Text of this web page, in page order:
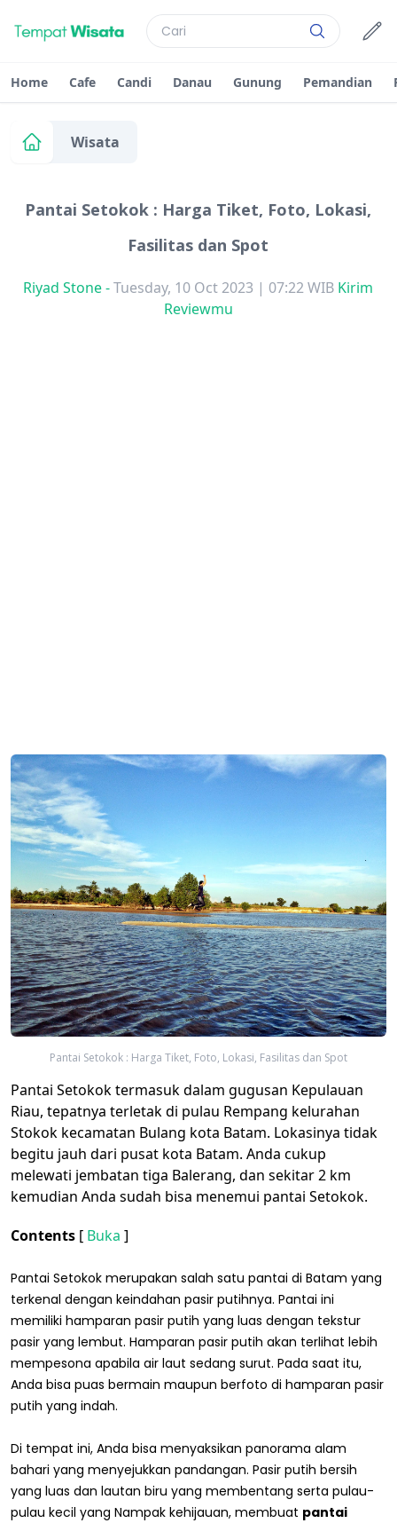
Home Cafe Candi Danau Gunung Pemandian
Wisata
Pantai Setokok : Harga Tiket, Foto, Lokasi,
Fasilitas dan Spot
Riyad Stone-Tuesday, 10 Oct 2023 | 07:22 WIB Kirim
Reviewmu
Pantai Setokok : Harga Tiket, Foto, Lokasi, Fasilitas dan Spot
​Pantai Setokok termasuk dalam gugusan Kepulauan
Riau, tepatnya terletak di pulau Rempang kelurahan
Stokok kecamatan Bulang kota Batam. Lokasinya tidak
begitu jauh dari pusat kota Batam. Anda cukup
melewati jembatan tiga Balerang, dan sekitar 2 km
kemudian Anda sudah bisa menemui pantai Setokok.
Contents [ Buka ]
Pantai Setokok merupakan salah satu pantai di Batam yang
terkenal dengan keindahan pasir putihnya. Pantai ini
memiliki hamparan pasir putih yang luas dengan tekstur
pasir yang lembut. Hamparan pasir putih akan terlihat lebih
mempesona apabila air laut sedang surut. Pada saat itu,
Anda bisa puas bermain maupun berfoto di hamparan pasir
putih yang indah.
Di tempat ini, Anda bisa menyaksikan panorama alam
bahari yang menyejukkan pandangan. Pasir putih bersih
yang luas dan lautan biru yang membentang serta pulau-
pulau kecil yang Nampak kehijauan, membuat pantai